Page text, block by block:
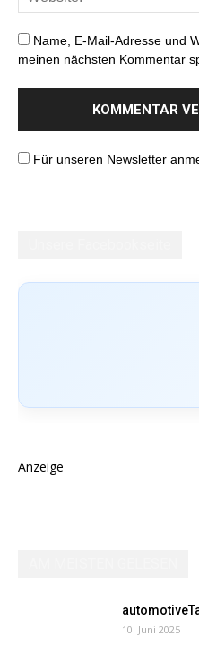
Name, E-Mail-Adresse und
meinen nächsten Kommentar
Für unseren Newsletter
Anzeige
10. Juni 2025